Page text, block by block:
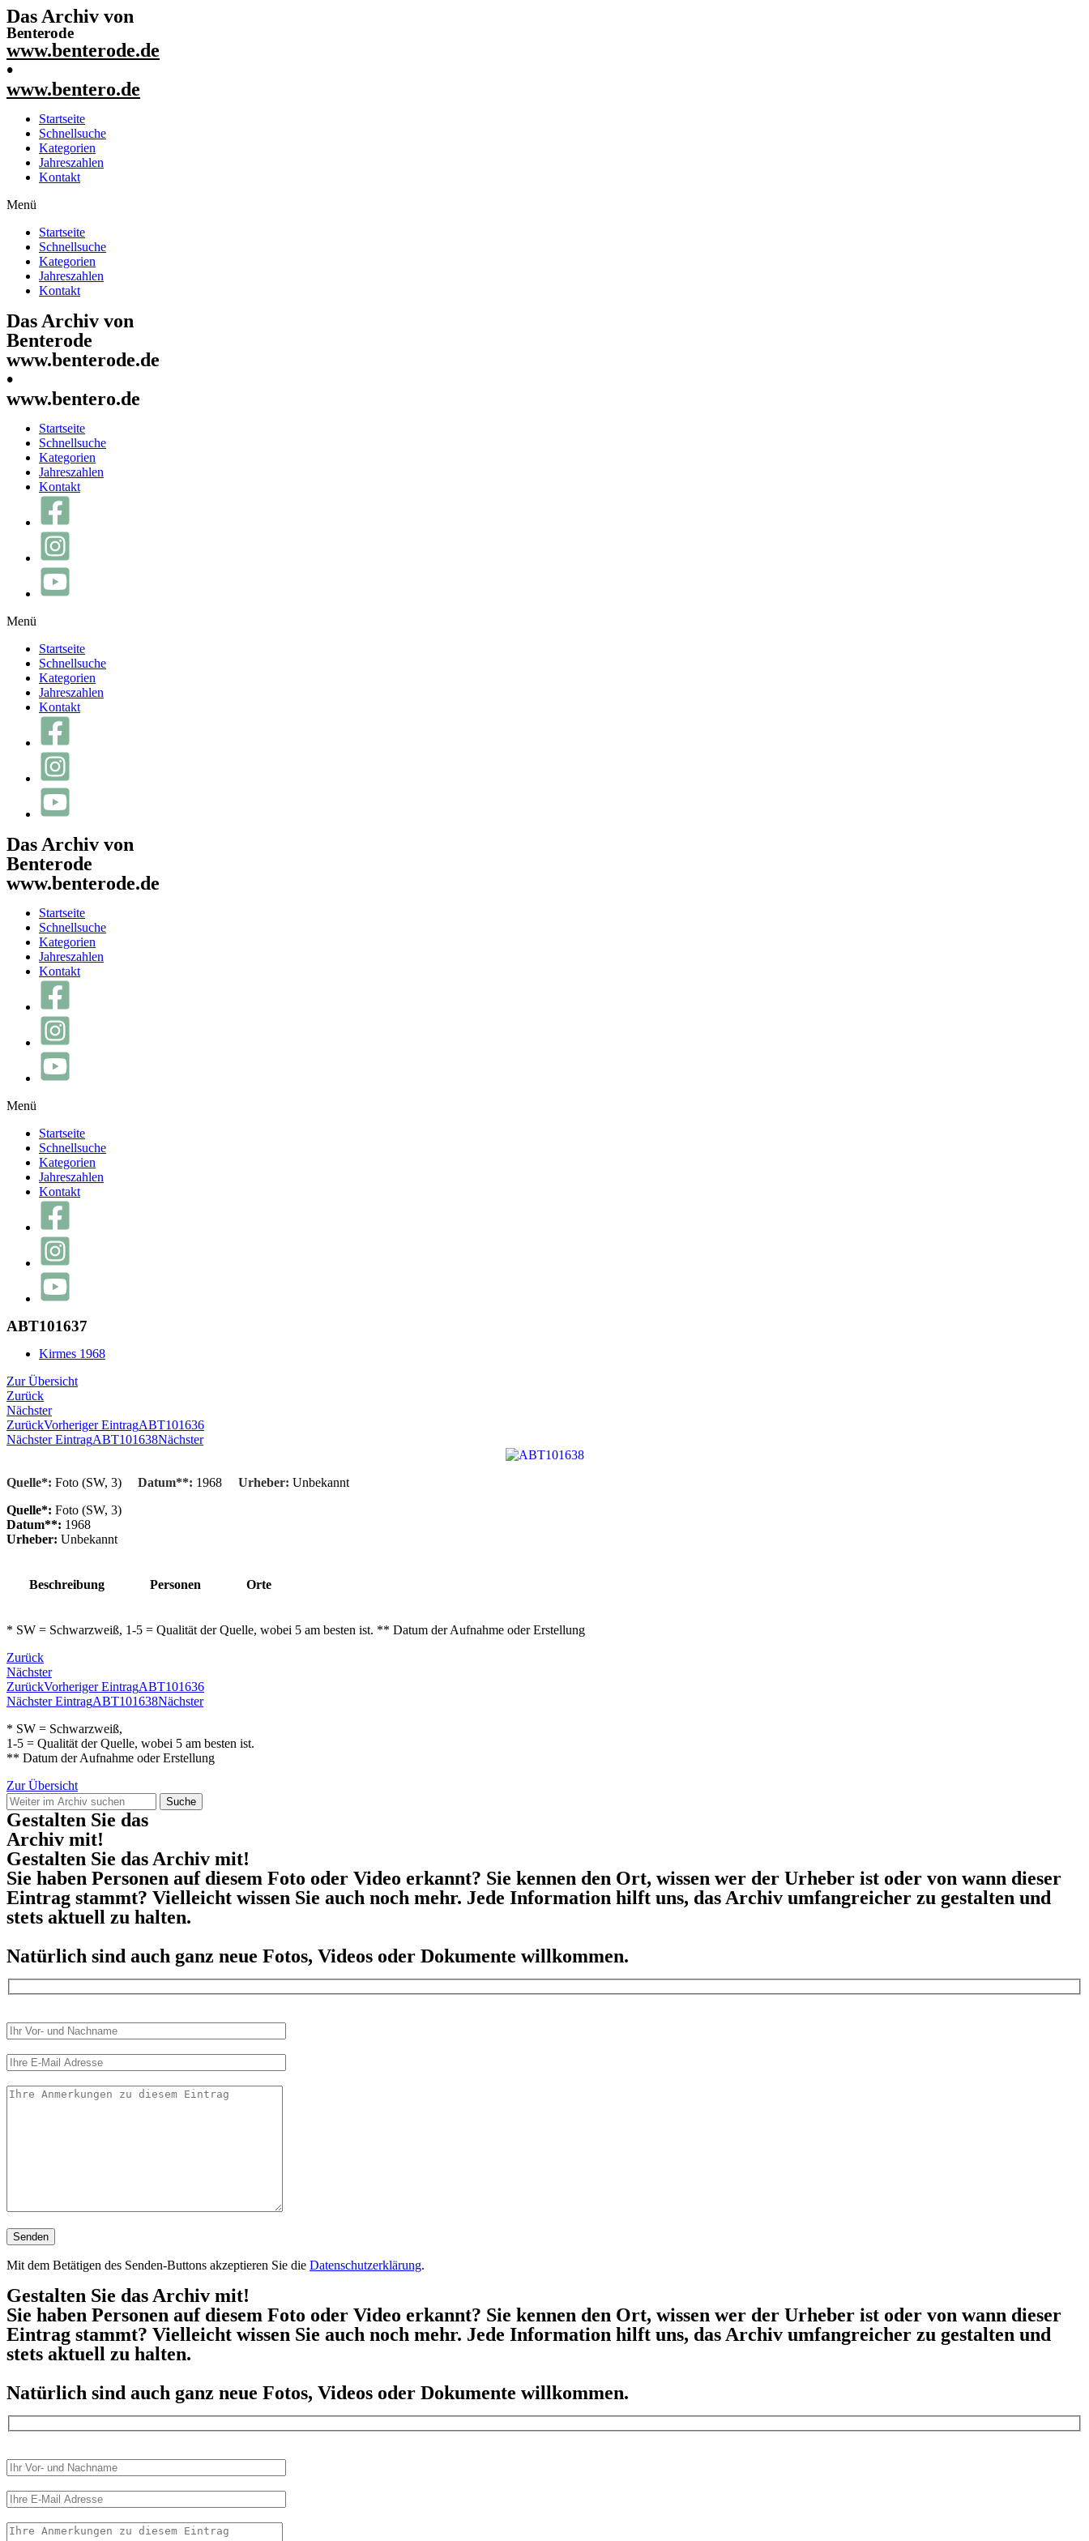
Das Archiv von
Benterode
www.benterode.de
•
www.bentero.de
Startseite
Schnellsuche
Kategorien
Jahreszahlen
Kontakt
Menü
Startseite
Schnellsuche
Kategorien
Jahreszahlen
Kontakt
Das Archiv von
Benterode
www.benterode.de
•
www.bentero.de
Startseite
Schnellsuche
Kategorien
Jahreszahlen
Kontakt
Menü
Startseite
Schnellsuche
Kategorien
Jahreszahlen
Kontakt
Das Archiv von
Benterode
www.benterode.de
Startseite
Schnellsuche
Kategorien
Jahreszahlen
Kontakt
Menü
Startseite
Schnellsuche
Kategorien
Jahreszahlen
Kontakt
ABT101637
Kirmes 1968
Zur Übersicht
Zurück
Nächster
ZurückVorheriger EintragABT101636
Nächster EintragABT101638Nächster
Quelle*: Foto (SW, 3) Datum**: 1968 Urheber: Unbekannt
Quelle*: Foto (SW, 3)
Datum**: 1968
Urheber: Unbekannt
Beschreibung Personen Orte
* SW = Schwarzweiß, 1-5 = Qualität der Quelle, wobei 5 am besten ist. ** Datum der Aufnahme oder Erstellung
Zurück
Nächster
ZurückVorheriger EintragABT101636
Nächster EintragABT101638Nächster
* SW = Schwarzweiß,
1-5 = Qualität der Quelle, wobei 5 am besten ist.
** Datum der Aufnahme oder Erstellung
Zur Übersicht
Suche
Gestalten Sie das
Archiv mit!
Gestalten Sie das Archiv mit!
Sie haben Personen auf diesem Foto oder Video erkannt? Sie kennen den Ort, wissen wer der Urheber ist oder von wann dieser
Eintrag stammt? Vielleicht wissen Sie auch noch mehr. Jede Information hilft uns, das Archiv umfangreicher zu gestalten und
stets aktuell zu halten.
Natürlich sind auch ganz neue Fotos, Videos oder Dokumente willkommen.
Mit dem Betätigen des Senden-Buttons akzeptieren Sie die Datenschutzerklärung.
Gestalten Sie das Archiv mit!
Sie haben Personen auf diesem Foto oder Video erkannt? Sie kennen den Ort, wissen wer der Urheber ist oder von wann dieser
Eintrag stammt? Vielleicht wissen Sie auch noch mehr. Jede Information hilft uns, das Archiv umfangreicher zu gestalten und
stets aktuell zu halten.
Natürlich sind auch ganz neue Fotos, Videos oder Dokumente willkommen.